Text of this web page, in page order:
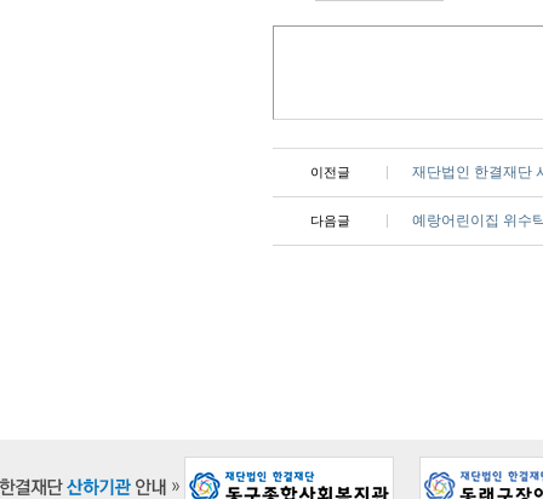
이전글 재단법인 한결재단
다음글 예랑어린이집 위수